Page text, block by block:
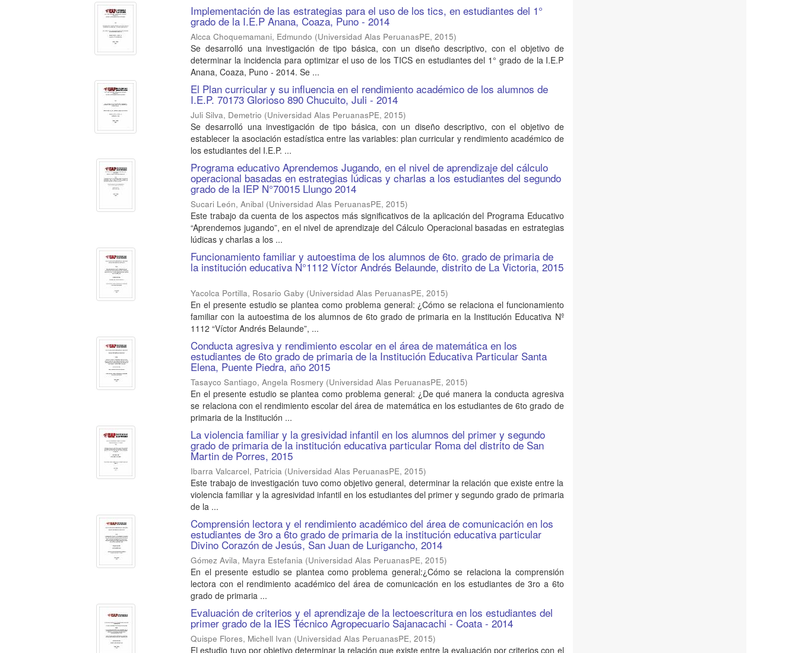
Implementación de las estrategias para el uso de los tics, en estudiantes del 1°
grado de la I.E.P Anana, Coaza, Puno - 2014
Alcca Choquemamani, Edmundo (Universidad Alas PeruanasPE,2015)
Se desarrolló una investigación de tipo básica, con un diseño descriptivo, con el objetivo de
determinar la incidencia para optimizar el uso de los TICS en estudiantes del 1° grado de la I.E.P
Anana, Coaza, Puno - 2014. Se ...
El Plan curricular y su influencia en el rendimiento académico de los alumnos de
I.E.P. 70173 Glorioso 890 Chucuito, Juli - 2014
Juli Silva, Demetrio (Universidad Alas PeruanasPE,2015)
Se desarrolló una investigación de tipo básica, con un diseño descriptivo, con el objetivo de
establecer la asociación estadística entre las variables: plan curricular y rendimiento académico de
los estudiantes del I.E.P. ...
Programa educativo Aprendemos Jugando, en el nivel de aprendizaje del cálculo
operacional basadas en estrategias lúdicas y charlas a los estudiantes del segundo
grado de la IEP N°70015 Llungo 2014
Sucari León, Anibal (Universidad Alas PeruanasPE,2015)
Este trabajo da cuenta de los aspectos más significativos de la aplicación del Programa Educativo
“Aprendemos jugando”, en el nivel de aprendizaje del Cálculo Operacional basadas en estrategias
lúdicas y charlas a los ...
Funcionamiento familiar y autoestima de los alumnos de 6to. grado de primaria de
la institución educativa N°1112 Víctor Andrés Belaunde, distrito de La Victoria, 2015
Yacolca Portilla, Rosario Gaby (Universidad Alas PeruanasPE,2015)
En el presente estudio se plantea como problema general: ¿Cómo se relaciona el funcionamiento
familiar con la autoestima de los alumnos de 6to grado de primaria en la Institución Educativa Nº
1112 “Víctor Andrés Belaunde”, ...
Conducta agresiva y rendimiento escolar en el área de matemática en los
estudiantes de 6to grado de primaria de la Institución Educativa Particular Santa
Elena, Puente Piedra, año 2015
Tasayco Santiago, Angela Rosmery (Universidad Alas PeruanasPE,2015)
En el presente estudio se plantea como problema general: ¿De qué manera la conducta agresiva
se relaciona con el rendimiento escolar del área de matemática en los estudiantes de 6to grado de
primaria de la Institución ...
La violencia familiar y la gresividad infantil en los alumnos del primer y segundo
grado de primaria de la institución educativa particular Roma del distrito de San
Martin de Porres, 2015
Ibarra Valcarcel, Patricia (Universidad Alas PeruanasPE,2015)
Este trabajo de investigación tuvo como objetivo general, determinar la relación que existe entre la
violencia familiar y la agresividad infantil en los estudiantes del primer y segundo grado de primaria
de la ...
Comprensión lectora y el rendimiento académico del área de comunicación en los
estudiantes de 3ro a 6to grado de primaria de la institución educativa particular
Divino Corazón de Jesús, San Juan de Lurigancho, 2014
Gómez Avila, Mayra Estefania (Universidad Alas PeruanasPE,2015)
En el presente estudio se plantea como problema general:¿Cómo se relaciona la comprensión
lectora con el rendimiento académico del área de comunicación en los estudiantes de 3ro a 6to
grado de primaria ...
Evaluación de criterios y el aprendizaje de la lectoescritura en los estudiantes del
primer grado de la IES Técnico Agropecuario Sajanacachi - Coata - 2014
Quispe Flores, Michell Ivan (Universidad Alas PeruanasPE,2015)
El estudio tuvo por objetivo determinar la relación que existe entre la evaluación por criterios con el